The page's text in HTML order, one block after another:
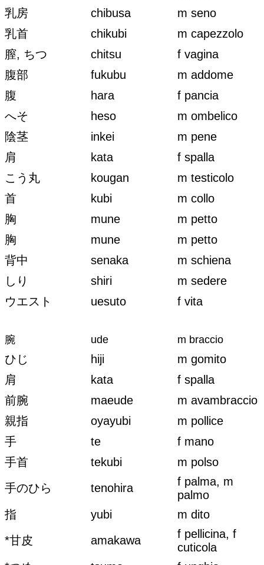
乳房 chibusa
m seno
乳首
chikubi
m capezzolo
膣, ちつ
chitsu
f vagina
腹部
fukubu
m addome
腹
hara
f pancia
へそ
heso
m ombelico
陰茎
inkei
m pene
肩
kata
f spalla
こう丸
kougan
m testicolo
首
kubi
m collo
胸
mune
m petto
胸
mune
m petto
背中
senaka
m schiena
しり
shiri
m sedere
ウエスト
uesuto f vita
腕 ude m braccio
ひじ hiji
m gomito
肩
kata
f spalla
前腕
maeude
m avambraccio
親指
oyayubi
m pollice
手
te
f mano
手首
tekubi
m polso
手のひら
tenohira
f palma, m
palmo
指
yubi
m dito
*甘皮
amakawa
f pellicina, f
cuticola